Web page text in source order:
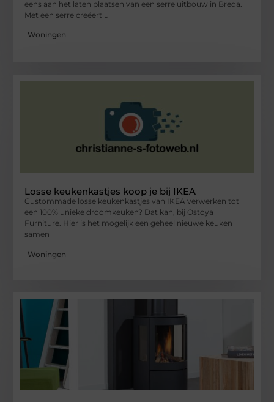
eens aan het laten plaatsen van een serre uitbouw in Breda.
Met een serre creëert u
Woningen
Losse keukenkastjes koop je bij IKEA
Custommade losse keukenkastjes van IKEA verwerken tot
een 100% unieke droomkeuken? Dat kan, bij Ostoya
Furniture. Hier is het mogelijk een geheel nieuwe keuken
samen
Woningen